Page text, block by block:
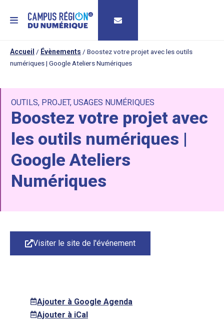
MENU
Accueil / Évènements / Boostez votre projet avec les outils
numériques | Google Ateliers Numériques
OUTILS, PROJET, USAGES NUMÉRIQUES
Boostez votre projet avec
les outils numériques |
Google Ateliers
Numériques
Visiter le site de l'événement
Ajouter à Google Agenda
Ajouter à iCal